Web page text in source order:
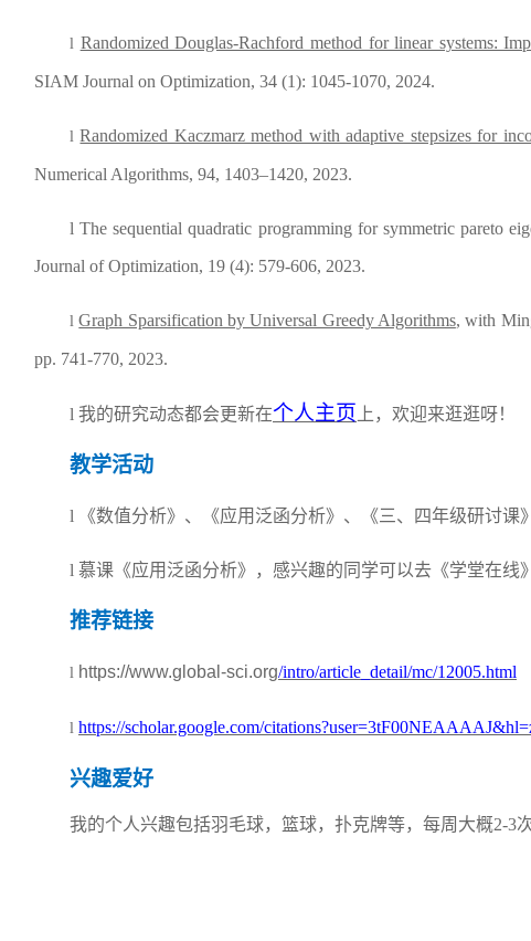
l Randomized Douglas-Rachford method for linear systems:
SIAM Journal on Optimization, 34 (1): 1045-1070, 2024.
lRandomized Kaczmarz method with adaptive stepsizes for
Numerical Algorithms, 94, 1403–1420, 2023.
lThe sequential quadratic programming for symmetric pareto
Journal of Optimization, 19 (4): 579-606, 2023.
lGraph Sparsification by Universal Greedy Algorithms, with
pp. 741-770, 2023.
l 我的研究动态都会更新在个人主页 上，欢迎来逛逛呀！
教学活动
l 《数值分析》、《应用泛函分析》、《三、四年级研讨课
l 慕课《应用泛函分析》，感兴趣的同学可以去《学堂在线
推荐链接
l https://www.global-sci.org/intro/article_detail/mc/12005.html
l https://scholar.google.com/
兴趣爱好
我的个人兴趣包括羽毛球，篮球，扑克牌等，每周大概2-3